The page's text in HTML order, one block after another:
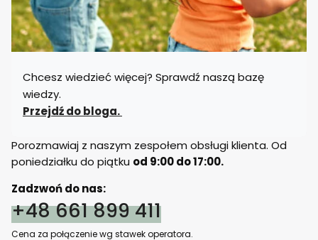
Chcesz wiedzieć więcej? Sprawdź naszą bazę
wiedzy.
Przejdź do bloga.
Porozmawiaj z naszym zespołem obsługi klienta. Od
poniedziałku do piątku od 9:00 do 17:00.
Zadzwoń do nas:
+48 661 899 411
Cena za połączenie wg stawek operatora.